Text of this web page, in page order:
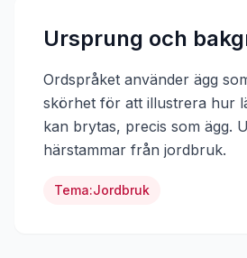
Ursprung och
Ordspråket använder ägg
skörhet för att illustrera hur
kan brytas, precis som ägg.
härstammar från jordbruk.
Tema:Jordbruk